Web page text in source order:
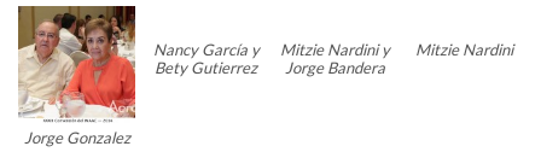
Jorge Gonzalez
Nancy García y
Bety Gutierrez
Mitzie Nardini y
Jorge Bandera
Mitzie Nardini